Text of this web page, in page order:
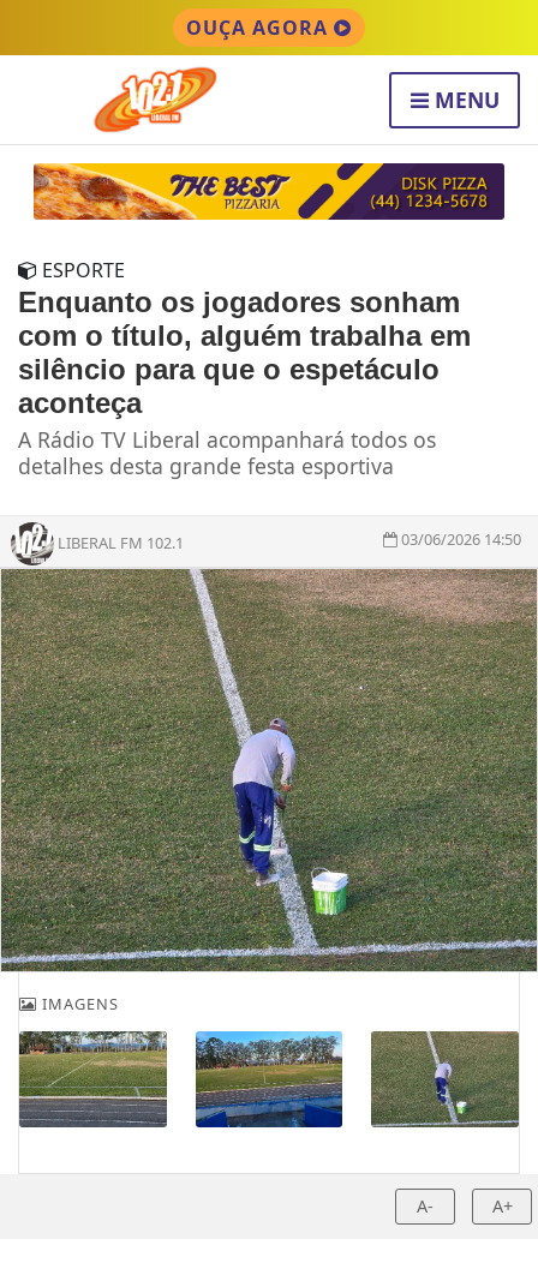
OUÇA AGORA
MENU
ESPORTE
Enquanto os jogadores sonham
com o título, alguém trabalha em
silêncio para que o espetáculo
aconteça
A Rádio TV Liberal acompanhará todos os
detalhes desta grande festa esportiva
LIBERAL FM 102.1 03/06/2026 14:50
IMAGENS
A- A+